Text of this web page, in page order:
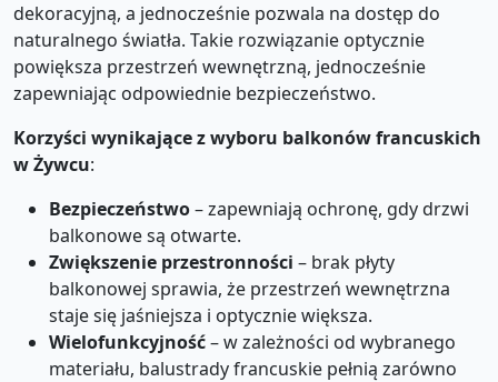
dekoracyjną, a jednocześnie pozwala na dostęp do
naturalnego światła. Takie rozwiązanie optycznie
powiększa przestrzeń wewnętrzną, jednocześnie
zapewniając odpowiednie bezpieczeństwo.
Korzyści wynikające z wyboru balkonów francuskich
w Żywcu:
Bezpieczeństwo– zapewniają ochronę, gdy drzwi
balkonowe są otwarte.
Zwiększenie przestronności – brak płyty
balkonowej sprawia, że przestrzeń wewnętrzna
staje się jaśniejsza i optycznie większa.
Wielofunkcyjność– w zależności od wybranego
materiału, balustrady francuskie pełnią zarówno